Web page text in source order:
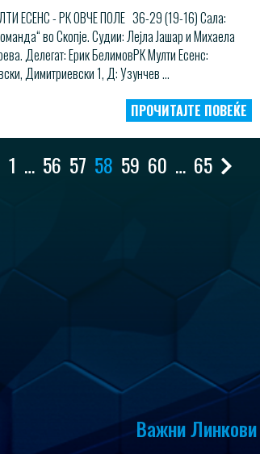
ЕСЕНС - РК ОВЧЕ ПОЛЕ 36-29 (19-16) Сала:
во Скопје. Судии: Лејла Јашар и Михаела
Делегат: Ерик БелимовРК Мулти Есенс:
Димитриевски 1, Д: Узунчев ...
ПРОЧИТАЈТЕ ПОВЕЌЕ
1 … 56 57 58 59 60 … 65
Важни Линкови